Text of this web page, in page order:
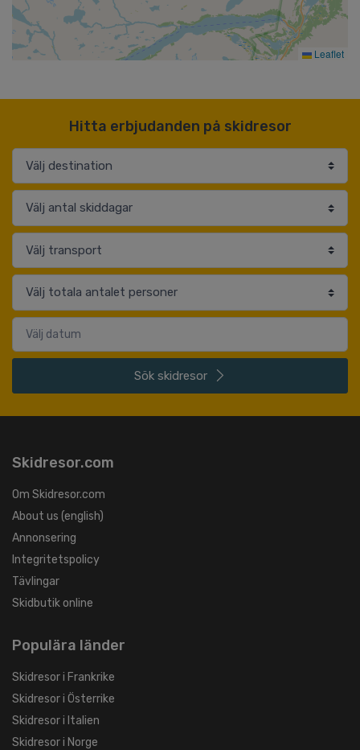
Leaflet
Hitta erbjudanden på skidresor
Sök skidresor
Skidresor.com
Om Skidresor.com
About us (english)
Annonsering
Integritetspolicy
Tävlingar
Skidbutik online
Populära länder
Skidresor i Frankrike
Skidresor i Österrike
Skidresor i Italien
Skidresor i Norge